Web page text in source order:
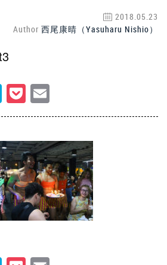
2018.05.23
Author 西尾康晴（Yasuharu Nishio）
HatenaPocket